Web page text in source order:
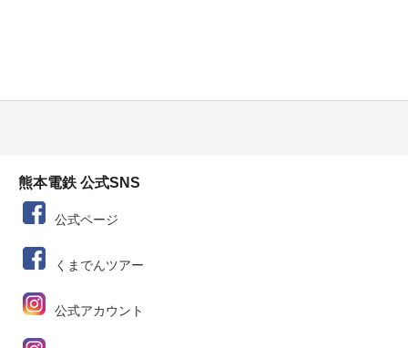
熊本電鉄 公式SNS
公式ページ
くまでんツアー
公式アカウント